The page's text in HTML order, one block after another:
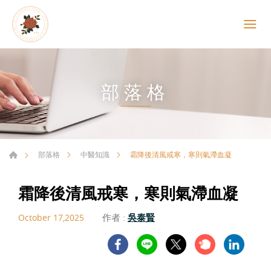
部落格
部落格 中醫知識 霜降後清風戒寒，寒則氣滯血凝
霜降後清風戒寒，寒則氣滯血凝
October 17,2025 作者 : 吳泰賢